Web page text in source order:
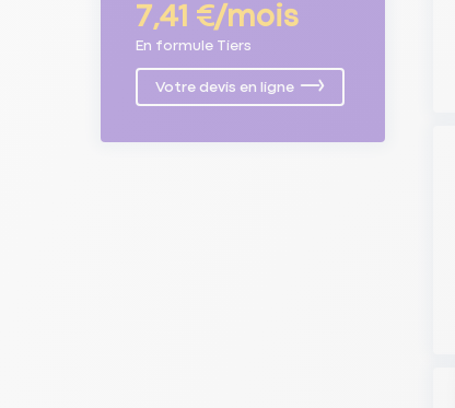
7,41 €/mois
En formule Tiers
Votre devis en ligne